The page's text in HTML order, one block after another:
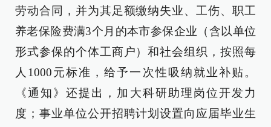
劳动合同，并为其足额缴纳失业、工伤、职工
养老保险费满3个月的本市参保企业（含以单位
形式参保的个体工商户）和社会组织，按照每
人1000元标准，给予一次性吸纳就业补贴。
《通知》还提出，加大科研助理岗位开发力
度；事业单位公开招聘计划设置向应届毕业生